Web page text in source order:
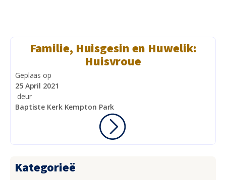
Familie, Huisgesin en Huwelik:
Huisvroue
Geplaas op
25 April 2021
deur
Baptiste Kerk Kempton Park
Kategorieë